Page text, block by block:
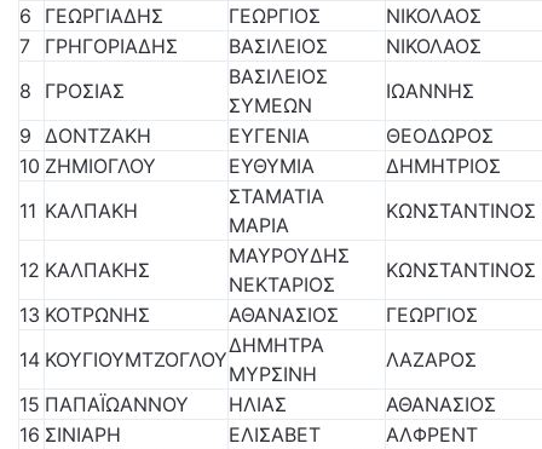
6
ΓΕΩΡΓΙΑΔΗΣ ΓΕΩΡΓΙΟΣ
ΝΙΚΟΛΑΟΣ
7
ΓΡΗΓΟΡΙΑΔΗΣ ΒΑΣΙΛΕΙΟΣ
ΝΙΚΟΛΑΟΣ
8
ΓΡΟΣΙΑΣ
ΒΑΣΙΛΕΙΟΣ
ΣΥΜΕΩΝ
ΙΩΑΝΝΗΣ
9 ΔΟΝΤΖΑΚΗ ΕΥΓΕΝΙΑ
ΘΕΟΔΩΡΟΣ
10 ΖΗΜΙΟΓΛΟΥ ΕΥΘΥΜΙΑ
ΔΗΜΗΤΡΙΟΣ
11 ΚΑΛΠΑΚΗ
ΣΤΑΜΑΤΙΑ
ΜΑΡΙΑ
ΚΩΝΣΤΑΝΤΙΝΟΣ
12 ΚΑΛΠΑΚΗΣ
ΜΑΥΡΟΥΔΗΣ
ΝΕΚΤΑΡΙΟΣ
ΚΩΝΣΤΑΝΤΙΝΟΣ
13 ΚΟΤΡΩΝΗΣ ΑΘΑΝΑΣΙΟΣ
ΓΕΩΡΓΙΟΣ
14 ΚΟΥΓΙΟΥΜΤΖΟΓΛΟΥ
ΔΗΜΗΤΡΑ
ΜΥΡΣΙΝΗ
ΛΑΖΑΡΟΣ
15 ΠΑΠΑΪΩΑΝΝΟΥ ΗΛΙΑΣ
ΑΘΑΝΑΣΙΟΣ
16 ΣΙΝΙΑΡΗ ΕΛΙΣΑΒΕΤ
ΑΛΦΡΕΝΤ